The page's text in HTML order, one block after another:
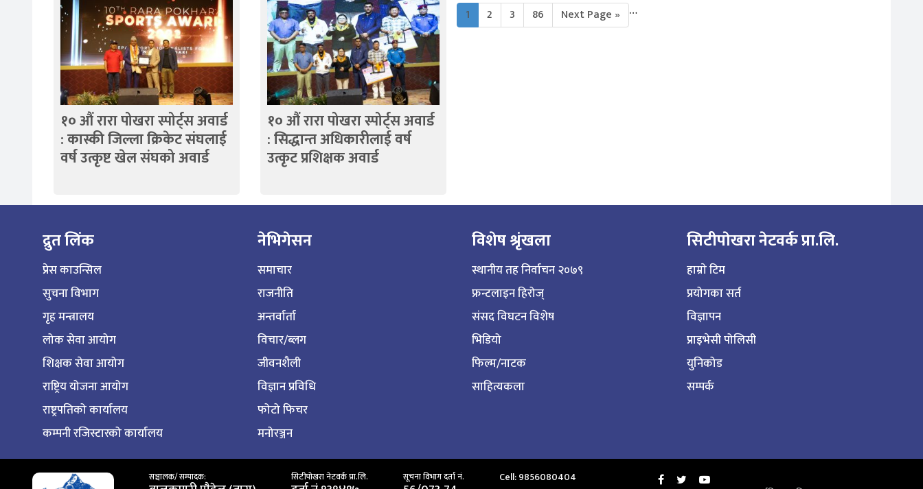
१० औं रारा पोखरा स्पोर्ट्स अवार्ड
: कास्की जिल्ला क्रिकेट संघलाई
वर्ष उत्कृष्ट खेल संघको अवार्ड
१० औं रारा पोखरा स्पोर्ट्स अवार्ड
: सिद्धान्त अधिकारीलाई वर्ष
उत्कृट प्रशिक्षक अवार्ड
1 2 3 …
86 Next Page »
द्रुत लिंक
प्रेस काउन्सिल
सुचना विभाग
गृह मन्त्रालय
लोक सेवा आयोग
शिक्षक सेवा आयोग
राष्ट्रिय योजना आयोग
राष्ट्रपतिको कार्यालय
कम्पनी रजिस्टारको कार्यालय
नेभिगेसन
समाचार
राजनीति
अन्तर्वार्ता
विचार/ब्लग
जीवनशैली
विज्ञान प्रविधि
फोटो फिचर
मनोरञ्जन
विशेष श्रृंखला
स्थानीय तह निर्वाचन २०७९
फ्रन्टलाइन हिरोज्
संसद विघटन विशेष
भिडियो
फिल्म/नाटक
साहित्यकला
सिटीपाेखरा नेटवर्क प्रा.लि.
हाम्राे टिम
प्रयोगका सर्त
विज्ञापन
प्राइभेसी पोलिसी
युनिकोड
सम्पर्क
सञ्चालक/ सम्पादक: सिटीपाेखरा नेटवर्क प्रा.लि. सूचना विभाग दर्ता नं.
Cell: 9856080404